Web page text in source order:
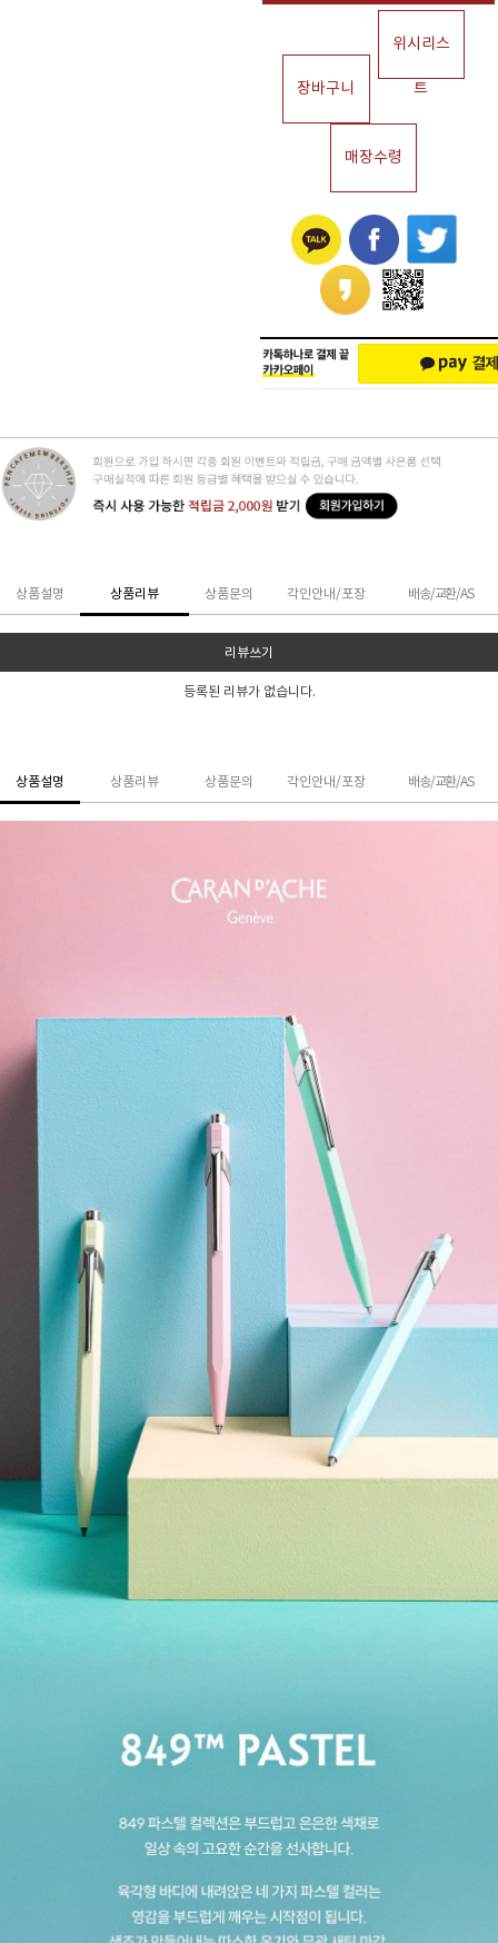
장바구니
위시리스
트
매장수령
상품설명 상품리뷰 상품문의 각인안내/포장 배송/교환/AS
리뷰쓰기
등록된 리뷰가 없습니다.
상품설명 상품리뷰 상품문의 각인안내/포장 배송/교환/AS